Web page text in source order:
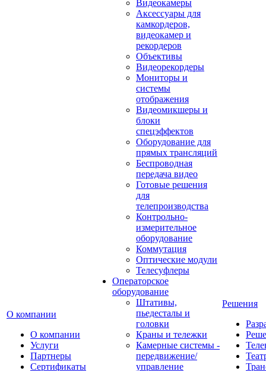
О компании
О компании
Услуги
Партнеры
Сертификаты
Видеокамеры
Аксессуары для
камкордеров,
видеокамер и
рекордеров
Объективы
Видеорекордеры
Мониторы и
системы
отображения
Видеомикшеры и
блоки
спецэффектов
Оборудование для
прямых трансляций
Беспроводная
передача видео
Готовые решения
для
телепроизводства
Контрольно-
измерительное
оборудование
Коммутация
Оптические модули
Телесуфлеры
Операторское
оборудование
Штативы,
пьедесталы и
головки
Краны и тележки
Камерные системы -
передвижение/
управление
Решения